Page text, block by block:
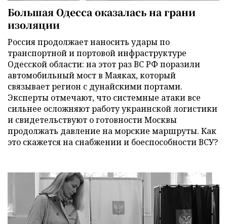
Большая Одесса оказалась на грани
изоляции
Россия продолжает наносить удары по
транспортной и портовой инфраструктуре
Одесской области: на этот раз ВС РФ поразили
автомобильный мост в Маяках, который
связывает регион с дунайскими портами.
Эксперты отмечают, что системные атаки все
сильнее осложняют работу украинской логистики
и свидетельствуют о готовности Москвы
продолжать давление на морские маршруты. Как
это скажется на снабжении и боеспособности ВСУ?